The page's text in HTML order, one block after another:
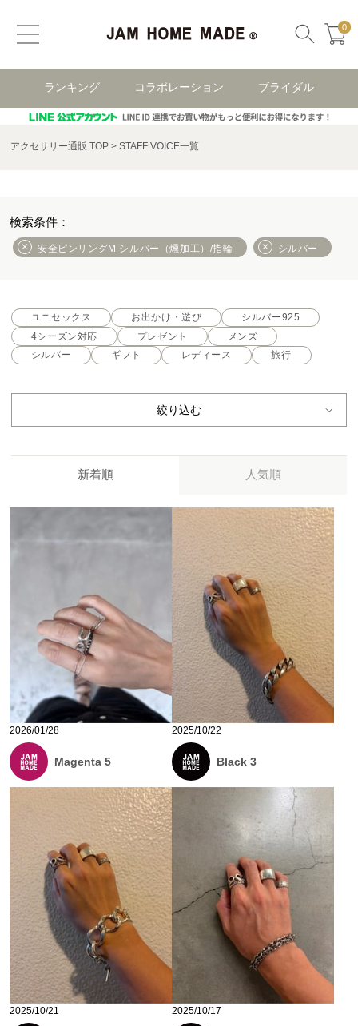
0
ランキング コラボレーション ブライダル
アクセサリー通販 TOP STAFF VOICE一覧
安全ピンリングM シルバー（燻加工）/指輪 シルバー
ユニセックス お出かけ・遊び
シルバー925
4シーズン対応
プレゼント
メンズ
シルバー
ギフト レディース 旅行
絞り込む
新着順 人気順
2026/01/28
Magenta 5
2025/10/22
Black 3
2025/10/21 2025/10/17